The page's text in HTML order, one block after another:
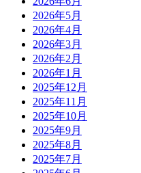
2026年5月
2026年4月
2026年3月
2026年2月
2026年1月
2025年12月
2025年11月
2025年10月
2025年9月
2025年8月
2025年7月